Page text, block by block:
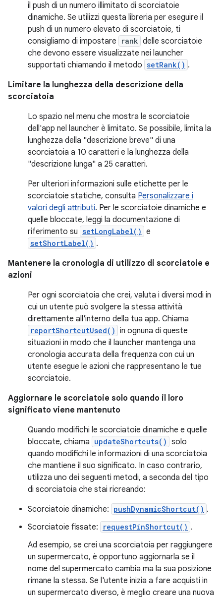
il push di un numero illimitato di scorciatoie
dinamiche. Se utilizzi questa libreria per eseguire il
push di un numero elevato di scorciatoie, ti
consigliamo di impostare
rank delle scorciatoie
che devono essere visualizzate nei launcher
supportati chiamando il metodo setRank() .
Limitare la lunghezza della descrizione della
scorciatoia
Lo spazio nel menu che mostra le scorciatoie
dell'app nel launcher è limitato. Se possibile, limita la
lunghezza della "descrizione breve" di una
scorciatoia a 10 caratteri e la lunghezza della
"descrizione lunga" a 25 caratteri.
Per ulteriori informazioni sulle etichette per le
scorciatoie statiche, consulta Personalizzare i
valori degli attributi. Per le scorciatoie dinamiche e
quelle bloccate, leggi la documentazione di
riferimento su setLongLabel() e
setShortLabel() .
Mantenere la cronologia di utilizzo di scorciatoie e
azioni
Per ogni scorciatoia che crei, valuta i diversi modi in
cui un utente può svolgere la stessa attività
direttamente all'interno della tua app. Chiama
reportShortcutUsed() in ognuna di queste
situazioni in modo che il launcher mantenga una
cronologia accurata della frequenza con cui un
utente esegue le azioni che rappresentano le tue
scorciatoie.
Aggiornare le scorciatoie solo quando il loro
significato viene mantenuto
Quando modifichi le scorciatoie dinamiche e quelle
bloccate, chiama updateShortcuts() solo
quando modifichi le informazioni di una scorciatoia
che mantiene il suo significato. In caso contrario,
utilizza uno dei seguenti metodi, a seconda del tipo
di scorciatoia che stai ricreando:
Scorciatoie dinamiche: pushDynamicShortcut() .
Scorciatoie fissate:
requestPinShortcut() .
Ad esempio, se crei una scorciatoia per raggiungere
un supermercato, è opportuno aggiornarla se il
nome del supermercato cambia ma la sua posizione
rimane la stessa. Se l'utente inizia a fare acquisti in
un supermercato diverso, è meglio creare una nuova